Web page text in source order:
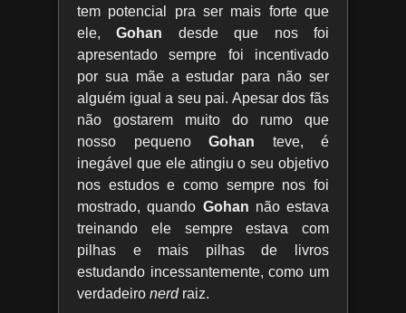
tem potencial pra ser mais forte que
ele,Gohan desde que nos foi
apresentado sempre foi incentivado
por sua mãe a estudar para não ser
alguém igual a seu pai. Apesar dos fãs
não gostarem muito do rumo que
nosso pequeno Gohan teve, é
inegável que ele atingiu o seu objetivo
nos estudos e como sempre nos foi
mostrado, quando Gohan não estava
treinando ele sempre estava com
pilhas e mais pilhas de livros
estudando incessantemente, como um
verdadeiro nerdraiz.